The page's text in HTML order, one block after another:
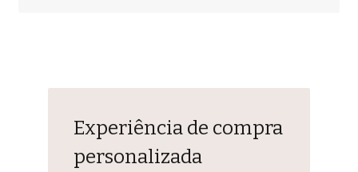
Experiência de compra
personalizada